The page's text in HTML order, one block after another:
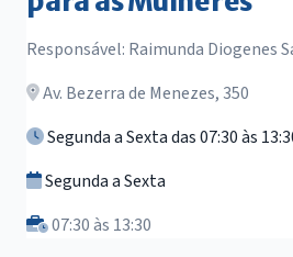
Responsável: Raimunda Diogenes
Av. Bezerra de Menezes, 350
Segunda a Sexta das 07:30 às
Segunda a Sexta
07:30 às 13:30